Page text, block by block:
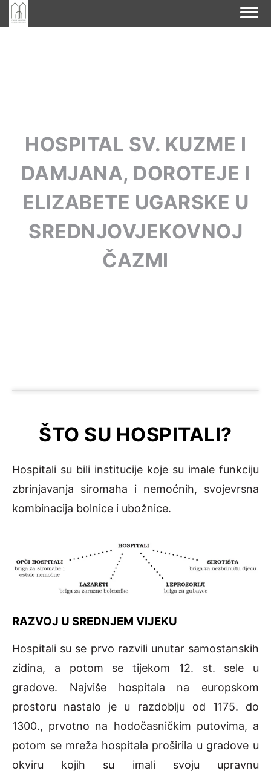
HOSPITAL SV. KUZME I
DAMJANA, DOROTEJE I
ELIZABETE UGARSKE U
SREDNJOVJEKOVNOJ
ČAZMI
ŠTO SU HOSPITALI?
Hospitali su bili institucije koje su imale funkciju
zbrinjavanja siromaha i nemoćnih, svojevrsna
kombinacija bolnice i ubožnice.
RAZVOJ U SREDNJEM VIJEKU
Hospitali su se prvo razvili unutar samostanskih
zidina, a potom se tijekom 12. st. sele u
gradove. Najviše hospitala na europskom
prostoru nastalo je u razdoblju od 1175. do
1300., prvotno na hodočasničkim putovima, a
potom se mreža hospitala proširila u gradove u
okviru kojih su imali svoju upravnu